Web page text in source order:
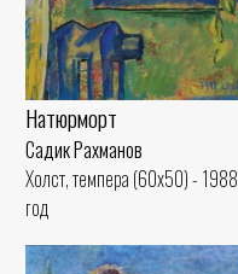
Натюрморт
Садик Рахманов
Холст, темпера (60x50) - 1988
год